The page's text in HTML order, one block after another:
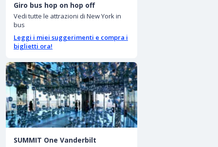
Giro bus hop on hop off
Vedi tutte le attrazioni di New York in
bus
Leggi i miei suggerimenti e compra i
biglietti ora!
SUMMIT One Vanderbilt